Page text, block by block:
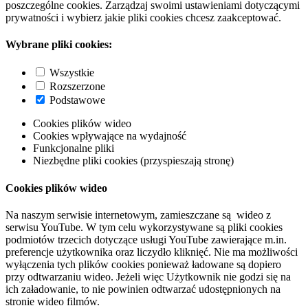
poszczególne cookies. Zarządzaj swoimi ustawieniami dotyczącymi
prywatności i wybierz jakie pliki cookies chcesz zaakceptować.
Wybrane pliki cookies:
Wszystkie
Rozszerzone
Podstawowe
Cookies plików wideo
Cookies wpływające na wydajność
Funkcjonalne pliki
Niezbędne pliki cookies (przyspieszają stronę)
Cookies plików wideo
Na naszym serwisie internetowym, zamieszczane są wideo z
serwisu YouTube. W tym celu wykorzystywane są pliki cookies
podmiotów trzecich dotyczące usługi YouTube zawierające m.in.
preferencje użytkownika oraz liczydło kliknięć. Nie ma możliwości
wyłączenia tych plików cookies ponieważ ładowane są dopiero
przy odtwarzaniu wideo. Jeżeli więc Użytkownik nie godzi się na
ich załadowanie, to nie powinien odtwarzać udostępnionych na
stronie wideo filmów.